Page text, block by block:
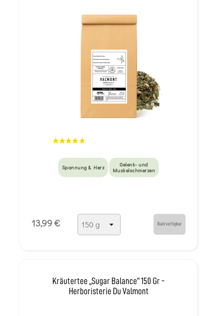
Spannung & Herz
Gelenk- und
Muskelschmerzen
13,99 € Bald verfügbar
Kräutertee „Sugar Balance“ 150 Gr -
Herboristerie Du Valmont